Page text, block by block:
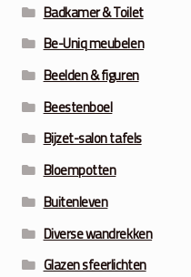
Badkamer & Toilet
Be-Uniq meubelen
Beelden & figuren
Beestenboel
Bijzet-salon tafels
Bloempotten
Buitenleven
Diverse wandrekken
Glazen sfeerlichten